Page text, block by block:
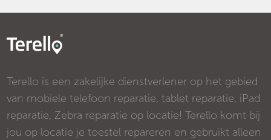
Terello is een zakelijke dienstverlener op het gebied
van mobiele telefoon reparatie, tablet reparatie, iPad
reparatie, Zebra reparatie op locatie! Terello komt bij
jou op locatie je toestel repareren en gebruikt alleen